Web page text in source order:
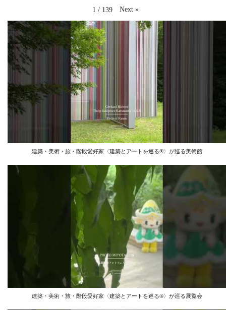
1 / 139 Next »
建築・美術・旅・階段愛好家〈建築とアートを巡る®︎〉が巡る美術館
建築・美術・旅・階段愛好家〈建築とアートを巡る®︎〉が巡る展覧会